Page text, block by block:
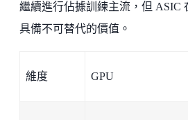
繼續進行佔據訓練主流，但 ASIC
具備不可替代的價值。
維度 GPU